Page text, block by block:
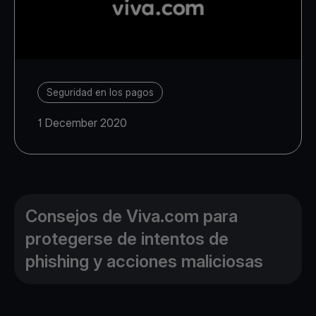
Seguridad en los pagos
1 December 2020
Consejos de Viva.com para
protegerse de intentos de
phishing y acciones maliciosas